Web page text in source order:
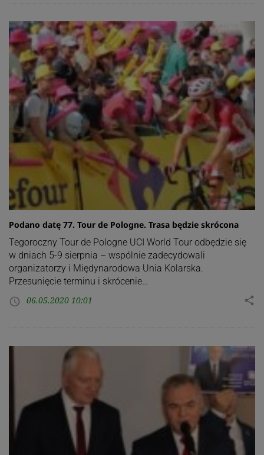
Podano datę 77. Tour de Pologne. Trasa będzie skrócona
Tegoroczny Tour de Pologne UCI World Tour odbędzie się
w dniach 5-9 sierpnia – wspólnie zadecydowali
organizatorzy i Międynarodowa Unia Kolarska.
Przesunięcie terminu i skrócenie…
access_time 06.05.2020 10:01 share